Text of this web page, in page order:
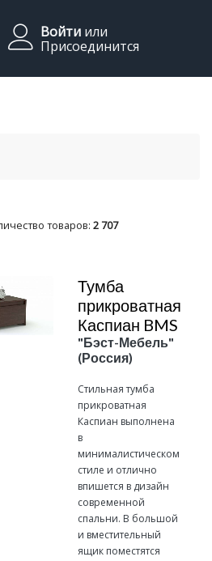
Войти или
Присоединится
товаров: 2 707
Тумба
прикроватная
Каспиан BMS
"Бэст-Мебель"
(Россия)
Стильная тумба
прикроватная
Каспиан выполнена
в
минималистическом
стиле и отлично
впишется в дизайн
современной
спальни. В большой
и вместительный
ящик поместятся